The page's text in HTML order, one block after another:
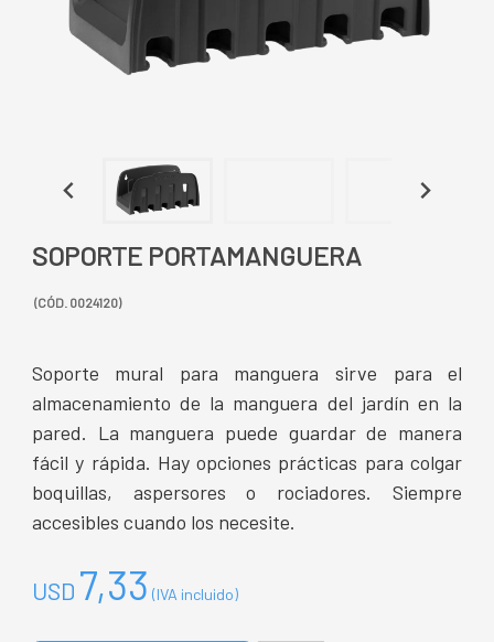
SOPORTE PORTAMANGUERA
(CÓD. 0024120)
Soporte mural para manguera sirve para el
almacenamiento de la manguera del jardín en la
pared. La manguera puede guardar de manera
fácil y rápida. Hay opciones prácticas para colgar
boquillas, aspersores o rociadores. Siempre
accesibles cuando los necesite.
USD 7,33 (IVA incluido)